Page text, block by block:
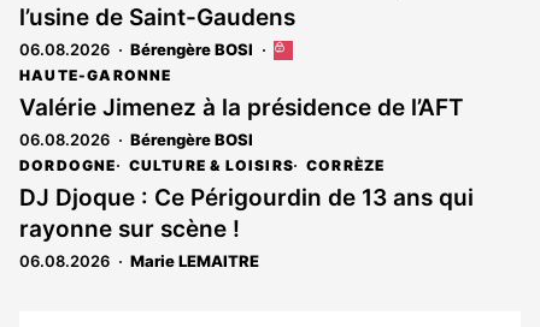
l’usine de Saint-Gaudens
06.08.2026 Bérengère BOSI
Cet
est
réservé
abonnés
HAUTE-GARONNE
Valérie Jimenez à la présidence de l’AFT
06.08.2026 Bérengère BOSI
DORDOGNE CULTURE & LOISIRS CORRÈZE
DJ Djoque : Ce Périgourdin de 13 ans qui
rayonne sur scène !
06.08.2026 Marie LEMAITRE